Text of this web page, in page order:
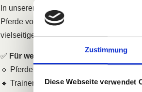
Zustimmung
Diese Webseite verwendet
In unserem praxisnahen Lehrgang
Pferde vorbereiten, feine Hilfengebung
vielseitige und effektive Schulung.
✅ Für wen ist der Kurs geeignet?
🔹 Pferdebesitzer & Reiter, die ihr
🔹 Trainer & Ausbilder, die ihre Arbeit mit